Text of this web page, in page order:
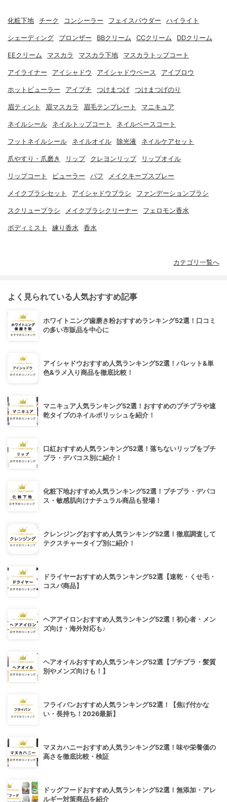
化粧下地 チーク コンシーラー フェイスパウダー ハイライト
シェーディング ブロンザー BBクリーム CCクリーム DDクリーム
EEクリーム マスカラ マスカラ下地 マスカラトップコート
アイライナー アイシャドウ アイシャドウベース アイブロウ
ホットビューラー アイプチ つけまつげ つけまつげのり
眉ティント 眉マスカラ 眉毛テンプレート マニキュア
ネイルシール ネイルトップコート ネイルベースコート
フットネイルシール ネイルオイル 除光液 ネイルケアセット
爪やすり・爪磨き リップ クレヨンリップ リップオイル
リップコート ビューラー パフ メイクキープスプレー
メイクブラシセット アイシャドウブラシ ファンデーションブラシ
スクリューブラシ メイクブラシクリーナー フェロモン香水
ボディミスト 練り香水 香水
カテゴリ一覧へ
よく見られている人気おすすめ記事
ホワイトニング歯磨き粉おすすめランキング52選！口コミ
の多い市販品を中心に
アイシャドウおすすめ人気ランキング52選！パレット&単
色&ラメ入り商品を徹底比較！
マニキュア人気ランキング52選！おすすめのプチプラや速
乾タイプのネイルポリッシュを紹介！
口紅おすすめ人気ランキング52選！落ちないリップをプチ
プラ・デパコス別に紹介！
化粧下地おすすめ人気ランキング52選！プチプラ・デパコ
ス・敏感肌向けナチュラル商品も登場！
クレンジングおすすめ人気ランキング52選！徹底調査して
テクスチャータイプ別に紹介！
ドライヤーおすすめ人気ランキング52選【速乾・くせ毛・
コスパ商品】
ヘアアイロンおすすめ人気ランキング52選！初心者・メン
ズ向け・海外対応も♪
ヘアオイルおすすめ人気ランキング52選【プチプラ・髪質
別やメンズ向けも！】
フライパンおすすめ人気ランキング52選！【焦げ付かな
い・長持ち！2026最新】
マヌカハニーおすすめ人気ランキング52選！味や栄養価の
高さを徹底比較・検証
ドッグフードおすすめ人気ランキング52選！無添加・アレ
ルギー対策商品を紹介